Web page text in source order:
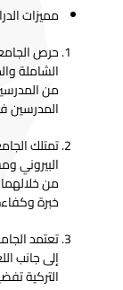
مميزات
حرص
الشاملة
من
المدرسين فيها
تمتلك
البيروني
من
خبرة
تعتمد
إلى جانب
التركية